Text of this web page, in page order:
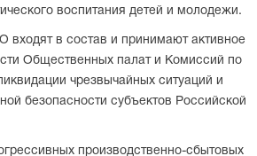
воспитания детей и молодежи.
входят в состав и принимают активное
Общественных палат и Комиссий по
чрезвычайных ситуаций и
безопасности субъектов Российской
производственно-сбытовых